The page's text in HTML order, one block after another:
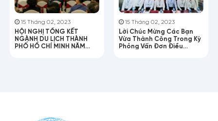
HỘI NGHỊ TỔNG KẾT
NGÀNH DU LỊCH THÀNH
PHỐ HỒ CHÍ MINH NĂM
15 Tháng 02, 2023
Lời Chúc Mừng Các Bạn
Vừa Thành Công Trong Kỳ
Phỏng Vấn Đơn Điều
15 Tháng 02, 2023